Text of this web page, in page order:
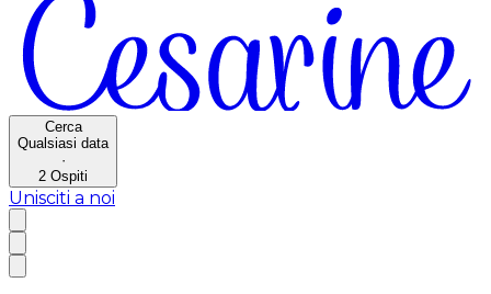
Cerca
Qualsiasi data
·
2 Ospiti
Unisciti a noi